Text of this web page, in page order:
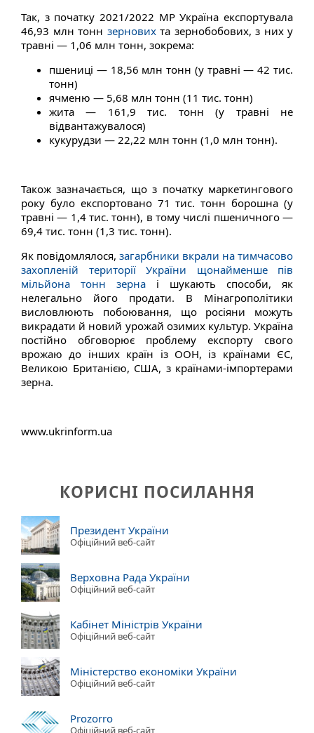
Так, з початку 2021/2022 МР Україна експортувала
46,93 млн тонн зернових та зернобобових, з них у
травні — 1,06 млн тонн, зокрема:
пшениці — 18,56 млн тонн (у травні — 42 тис.
тонн)
ячменю — 5,68 млн тонн (11 тис. тонн)
жита — 161,9 тис. тонн (у травні не
відвантажувалося)
кукурудзи — 22,22 млн тонн (1,0 млн тонн).
Також зазначається, що з початку маркетингового
року було експортовано 71 тис. тонн борошна (у
травні — 1,4 тис. тонн), в тому числі пшеничного —
69,4 тис. тонн (1,3 тис. тонн).
Як повідомлялося, загарбники вкрали на тимчасово
захопленій території України щонайменше пів
мільйона тонн зерна і шукають способи, як
нелегально його продати. В Мінагрополітики
висловлюють побоювання, що росіяни можуть
викрадати й новий урожай озимих культур. Україна
постійно обговорює проблему експорту свого
врожаю до інших країн із ООН, із країнами ЄС,
Великою Британією, США, з країнами-імпортерами
зерна.
www.ukrinform.ua
КОРИСНІ ПОСИЛАННЯ
Президент України
Офіційний веб-сайт
Верховна Рада України
Офіційний веб-сайт
Кабінет Міністрів України
Офіційний веб-сайт
Міністерство економіки України
Офіційний веб-сайт
Prozorro
Офіційний веб-сайт